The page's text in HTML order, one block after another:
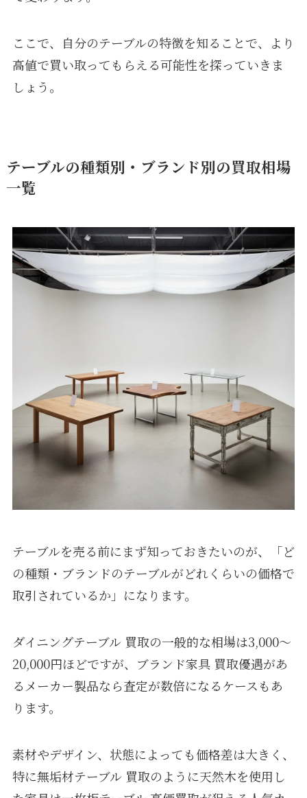
ここで、自分のテーブルの特徴を知ることで、より
高値で買い取ってもらえる可能性を探っていきま
しょう。
テーブルの種類別・ブランド別の買取相場
一覧
テーブルを売る前にまず知っておきたいのが、「ど
の種類・ブランドのテーブルがどれくらいの価格で
取引されているか」になります。
ダイニングテーブル 買取の一般的な相場は3,000〜
20,000円ほどですが、ブランド家具 買取優遇があ
るメーカー製品なら査定が数倍になるケースもあ
ります。
素材やデザイン、状態によっても価格差は大きく、
特に無垢材テーブル 買取のように天然木を使用し